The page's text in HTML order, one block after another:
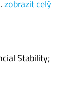
zobrazit celý
Stability;